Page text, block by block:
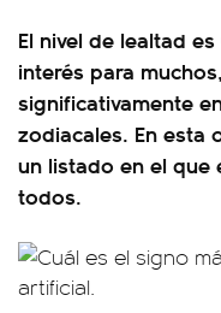
El nivel de lealtad
interés para
significativamente
zodiacales. En esta
un listado en el que
todos.